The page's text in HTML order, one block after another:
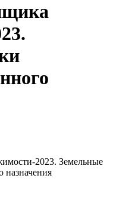
2023. Земельные
назначения